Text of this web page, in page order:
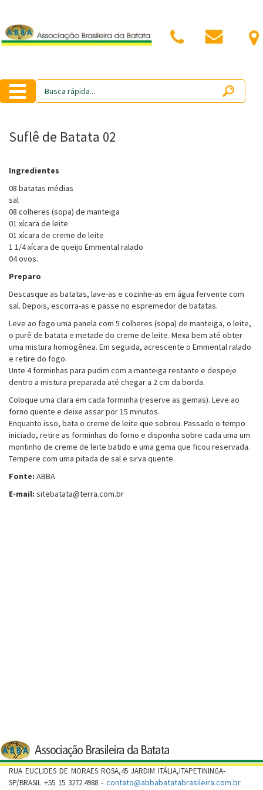
Suflê de Batata 02
Ingredientes
08 batatas médias
sal
08 colheres (sopa) de manteiga
01 xícara de leite
01 xícara de creme de leite
1 1/4 xícara de queijo Emmental ralado
04 ovos.
Preparo
Descasque as batatas, lave-as e cozinhe-as em água fervente com
sal. Depois, escorra-as e passe no espremedor de batatas.
Leve ao fogo uma panela com 5 colheres (sopa) de manteiga, o leite,
o purê de batata e metade do creme de leite. Mexa bem até obter
uma mistura homogênea. Em seguida, acrescente o Emmental ralado
e retire do fogo.
Unte 4 forminhas para pudim com a manteiga restante e despeje
dentro a mistura preparada até chegar a 2 cm da borda.
Coloque uma clara em cada forminha (reserve as gemas). Leve ao
forno quente e deixe assar por 15 minutos.
Enquanto isso, bata o creme de leite que sobrou. Passado o tempo
iniciado, retire as forminhas do forno e disponha sobre cada uma um
montinho de creme de leite batido e uma gema que ficou reservada.
Tempere com uma pitada de sal e sirva quente.
Fonte: ABBA
E-mail: sitebatata@terra.com.br
RUA EUCLIDES DE MORAES ROSA,45 JARDIM ITÁLIA,ITAPETININGA-
SP/BRASIL +55 15 3272.4988 - contato@abbabatatabrasileira.com.br